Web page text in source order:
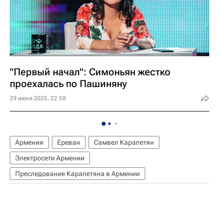
"Первый начал": Симоньян жестко
проехалась по Пашиняну
29 июня 2025, 22:58
Армения Ереван
Самвел Карапетян
Электросети Армении
Преследование Карапетяна в Армении